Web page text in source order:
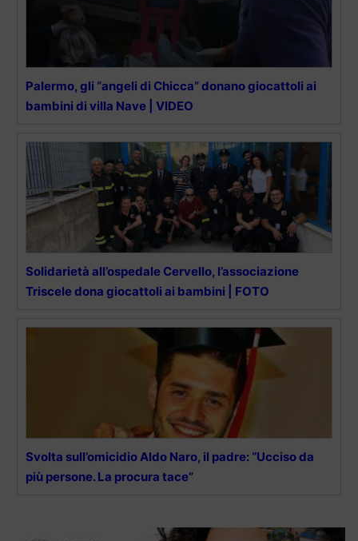
Palermo, gli “angeli di Chicca” donano giocattoli ai
bambini di villa Nave | VIDEO
Solidarietà all’ospedale Cervello, l’associazione
Triscele dona giocattoli ai bambini | FOTO
Svolta sull’omicidio Aldo Naro, il padre: “Ucciso da
più persone. La procura tace”